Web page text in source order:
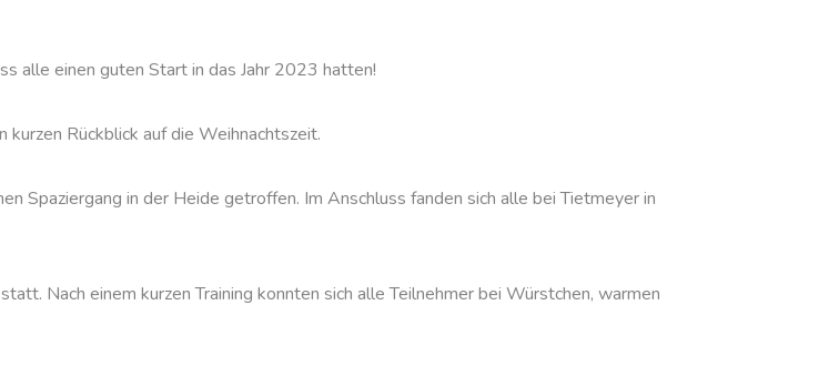
alle einen guten Start in das Jahr 2023 hatten!
Rückblick auf die Weihnachtszeit.
Spaziergang in der Heide getroffen. Im Anschluss fanden sich alle bei Tietmeyer in
Nach einem kurzen Training konnten sich alle Teilnehmer bei Würstchen, warmen